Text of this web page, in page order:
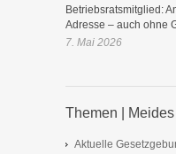
Betriebsratsmitglied:
Adresse – auch ohne
7. Mai 2026
Themen | Meides
Aktuelle